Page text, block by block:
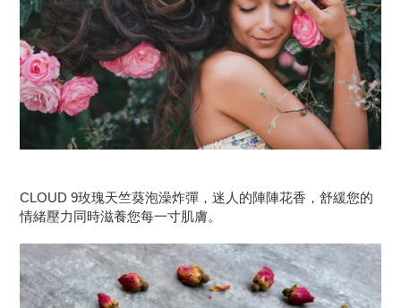
CLOUD 9玫瑰天竺葵泡澡炸彈 ，迷人的陣陣花香，舒緩您的
情緒壓力同時滋養您每一寸肌膚。